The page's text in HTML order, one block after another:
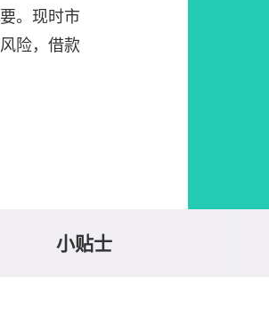
。现时市
险，借款
小贴士